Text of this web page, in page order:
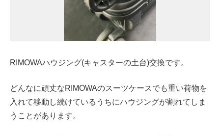
RIMOWAハウジング(キャスターの土台)交換です。
どんなに頑丈なRIMOWAのスーツケースでも重い荷物を
入れて移動し続けているうちにハウジングが割れてしま
うことがあります。